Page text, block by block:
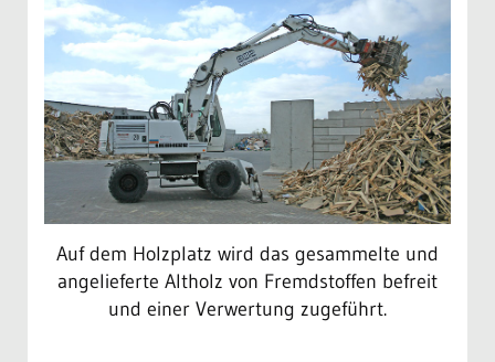
Auf dem Holzplatz wird das gesammelte und
angelieferte Altholz von Fremdstoffen befreit
und einer Verwertung zugeführt.